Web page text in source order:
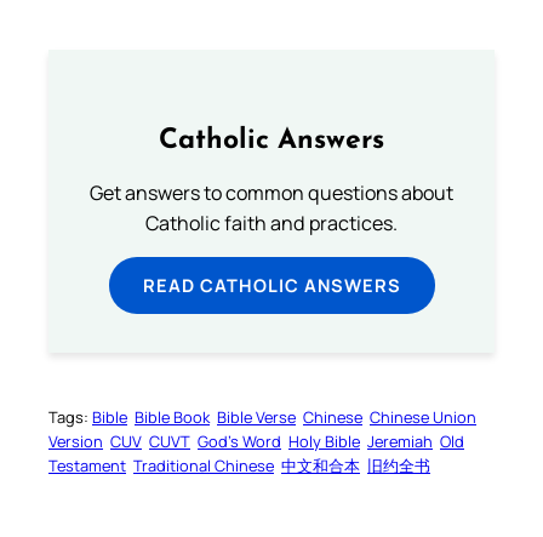
Catholic Answers
Get answers to common questions about
Catholic faith and practices.
READ CATHOLIC ANSWERS
Tags: Bible Bible Book Bible Verse Chinese Chinese Union
Version CUV CUVT God’s Word Holy Bible Jeremiah Old
Testament Traditional Chinese 中文和合本 旧约全书